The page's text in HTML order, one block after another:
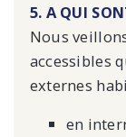
5. A QUI
Nous
accessibles
externes
en